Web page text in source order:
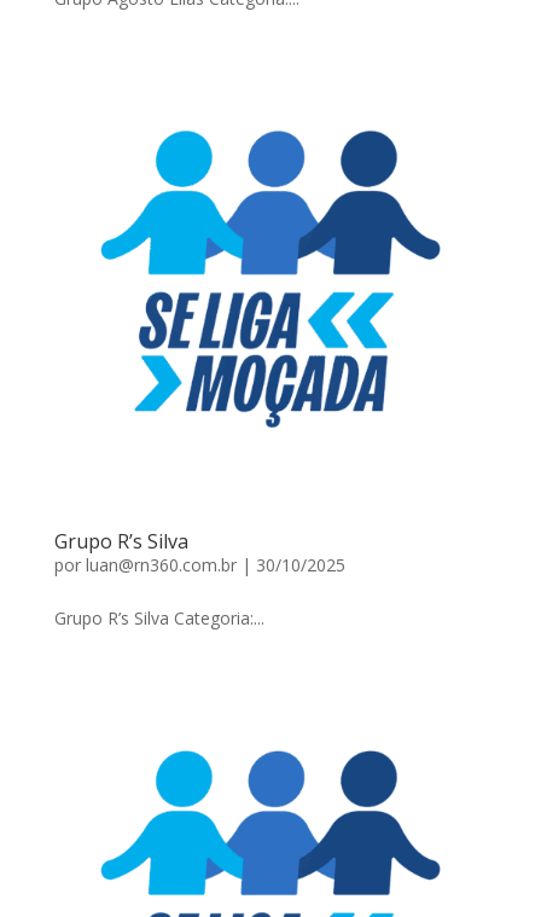
Grupo R’s Silva
por luan@rn360.com.br| 30/10/2025
Grupo R’s Silva Categoria:...